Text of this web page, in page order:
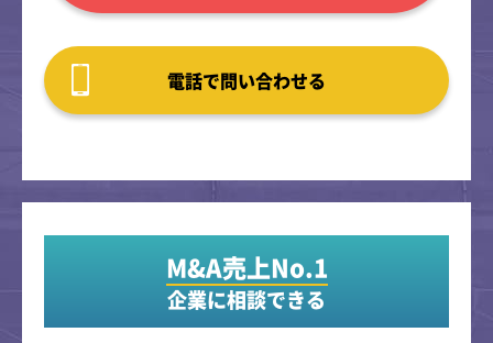
電話で問い合わせる
M&A売上No.1
企業に相談できる